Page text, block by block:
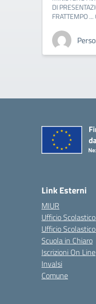
DI
FRATTEMPO ...
Link Esterni
MIUR
Ufficio
Ufficio
Scuola in Chiaro
Iscrizioni On Line
Invalsi
Comune